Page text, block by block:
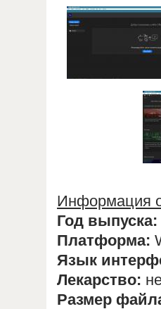
Информация
Год выпуска:
Платформа:
Язык
Лекарство:
Размер